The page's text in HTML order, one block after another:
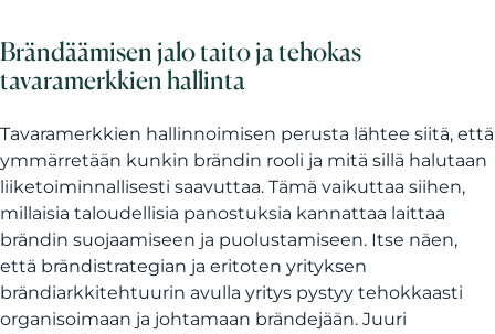
Brändäämisen jalo taito ja tehokas
tavaramerkkien hallinta
Tavaramerkkien hallinnoimisen perusta lähtee siitä, että
ymmärretään kunkin brändin rooli ja mitä sillä halutaan
liiketoiminnallisesti saavuttaa. Tämä vaikuttaa siihen,
millaisia taloudellisia panostuksia kannattaa laittaa
brändin suojaamiseen ja puolustamiseen. Itse näen,
että brändistrategian ja eritoten yrityksen
brändiarkkitehtuurin avulla yritys pystyy tehokkaasti
organisoimaan ja johtamaan brändejään. Juuri